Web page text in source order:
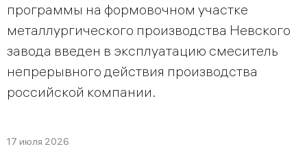
программы на формовочном участке
металлургического производства Невского
завода введен в эксплуатацию смеситель
непрерывного действия производства
российской компании.
17 июля 2026